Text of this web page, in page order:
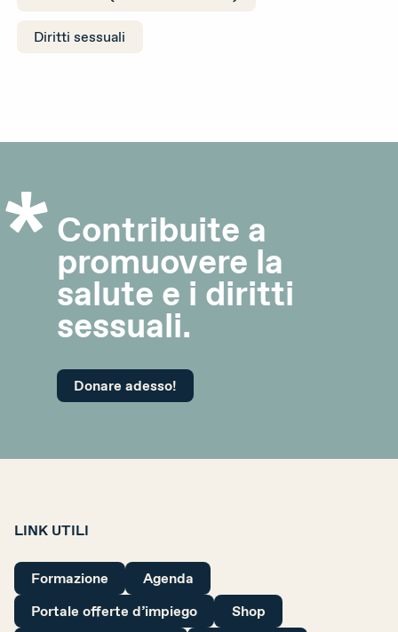
Diritti sessuali
Contribuite a
promuovere la
salute e i diritti
sessuali.
Donare adesso!
LINK UTILI
Formazione
Agenda
Portale offerte d’impiego
Shop